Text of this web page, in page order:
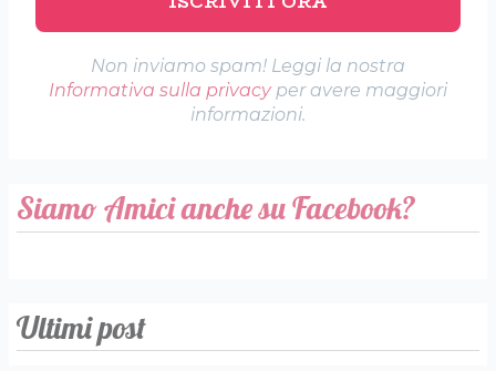
Non inviamo spam! Leggi la nostra
Informativa sulla privacyper avere maggiori
informazioni.
Siamo Amici anche su Facebook?
Ultimi post